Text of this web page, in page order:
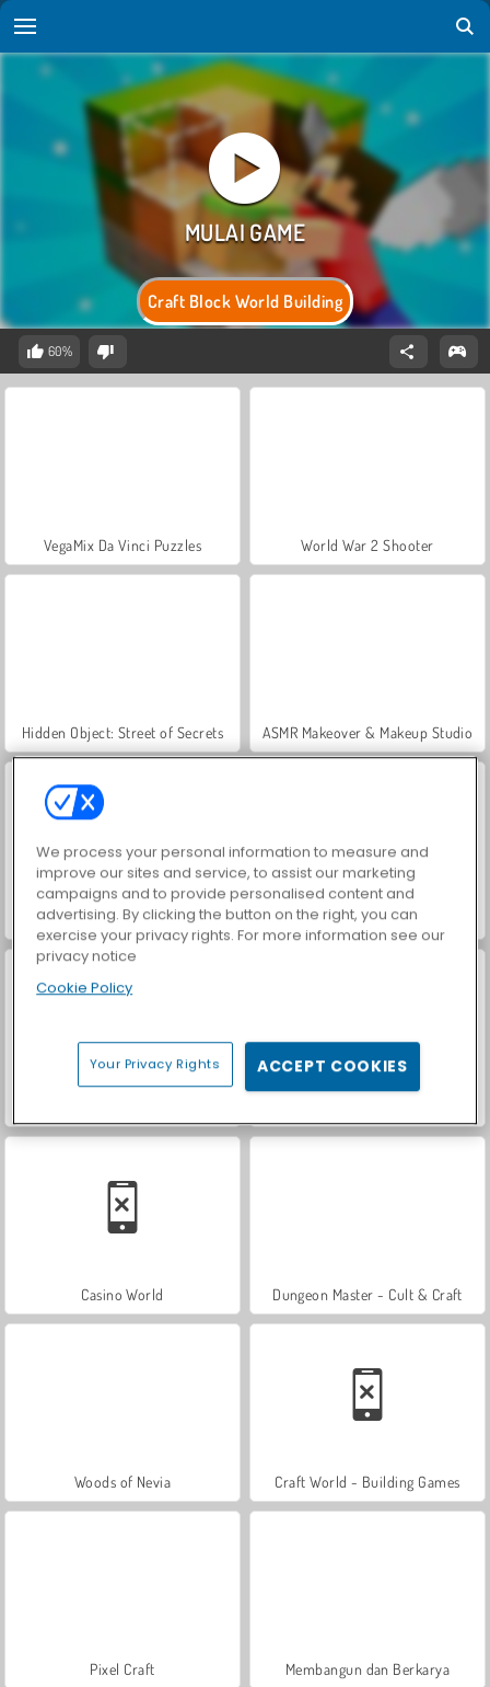
Craft Block World Building
60%
VegaMix Da Vinci Puzzles World War 2 Shooter
Hidden Object: Street of Secrets ASMR Makeover & Makeup Studio
Farm Merge Valley Royal Story
Casino World Dungeon Master - Cult & Craft
Woods of Nevia Craft World - Building Games
Pixel Craft Membangun dan Berkarya
We process your personal information to measure and
improve our sites and service, to assist our marketing
campaigns and to provide personalised content and
advertising. By clicking the button on the right, you can
exercise your privacy rights. For more information see our
privacy notice
Cookie Policy
Your Privacy Rights ACCEPT COOKIES